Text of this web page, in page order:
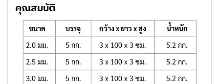
คุณสมบัติ
ขนาด บรรจุ กว้าง x ยาว x สูง
น้ำหนัก
2.0 มม.
5 กก. 3 x 100 x 3 ซม.
5.2 กก.
2.5 มม.
5 กก. 3 x 100 x 3 ซม.
5.2 กก.
3.0 มม.
5 กก. 3 x 100 x 3 ซม.
5.2 กก.